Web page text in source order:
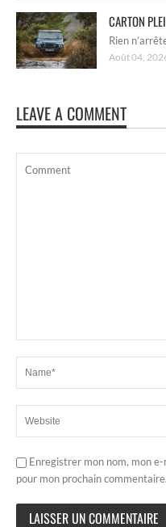
CARTON
Rien
Août 04,
LEAVE A COMMENT
Enregistrer mon nom, mon
pour mon prochain commentaire.